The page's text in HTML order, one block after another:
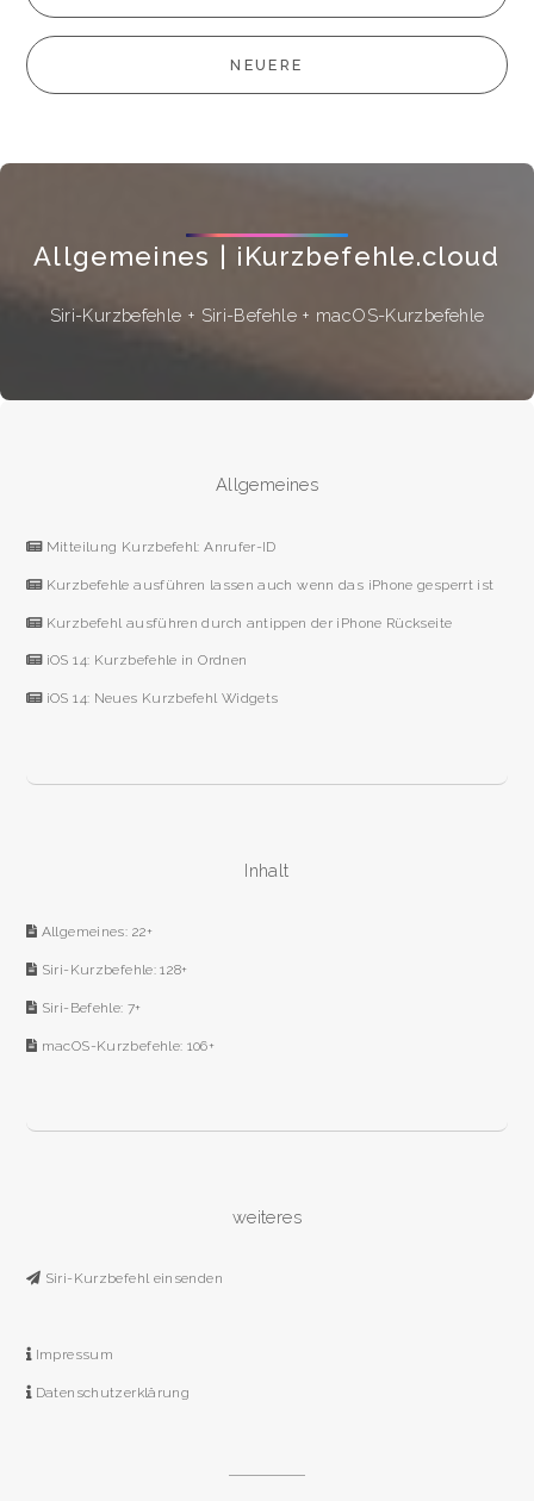
NEUERE
Allgemeines | iKurzbefehle.cloud
Siri-Kurzbefehle + Siri-Befehle + macOS-Kurzbefehle
Allgemeines
Mitteilung Kurzbefehl: Anrufer-ID
Kurzbefehle ausführen lassen auch wenn das iPhone gesperrt ist
Kurzbefehl ausführen durch antippen der iPhone Rückseite
iOS 14: Kurzbefehle in Ordnen
iOS 14: Neues Kurzbefehl Widgets
Inhalt
Allgemeines: 22+
Siri-Kurzbefehle: 128+
Siri-Befehle: 7+
macOS-Kurzbefehle: 106+
weiteres
Siri-Kurzbefehl einsenden
Impressum
Datenschutzerklärung